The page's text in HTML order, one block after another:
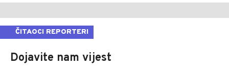
ČITAOCI REPORTERI
Dojavite nam vijest